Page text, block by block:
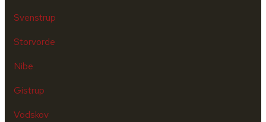
Svenstrup
Storvorde
Nibe
Gistrup
Vodskov